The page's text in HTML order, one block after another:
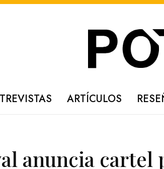
ARTÍCULOS
anuncia cartel